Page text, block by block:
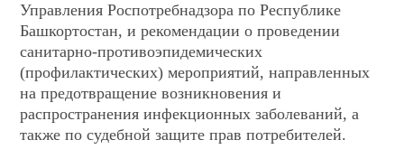
Управления Роспотребнадзора по Республике
Башкортостан, и рекомендации о проведении
санитарно-противоэпидемических
(профилактических) мероприятий, направленных
на предотвращение возникновения и
распространения инфекционных заболеваний, а
также по судебной защите прав потребителей.